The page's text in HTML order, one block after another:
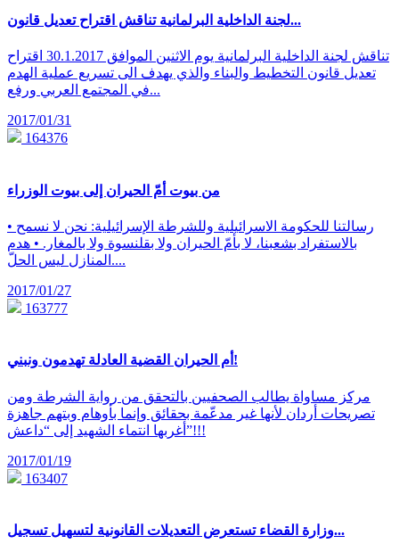
لجنة الداخلية البرلمانية تناقش اقتراح تعديل قانون...
تناقش لجنة الداخلية البرلمانية يوم الاثنين الموافق 30.1.2017 اقتراح
تعديل قانون التخطيط والبناء والذي يهدف الى تسريع عملية الهدم
في المجتمع العربي ورفع...
2017/01/31
164376
من بيوت أمّ الحيران إلى بيوت الوزراء
• رسالتنا للحكومة الاسرائيلية وللشرطة الإسرائيلية: نحن لا نسمح
بالاستفراد بشعبنا، لا بأمّ الحيران ولا بقلنسوة ولا بالمغار. • هدم
المنازل ليس الحلّ....
2017/01/27
163777
أم الحيران القضية العادلة تهدمون ونبني!
مركز مساواة يطالب الصحفيين بالتحقق من رواية الشرطة ومن
تصريحات أردان لأنها غير مدعّمة بحقائق وإنما بأوهام وبتهم جاهزة
أغربها انتماء الشهيد إلى “داعش”!!!
2017/01/19
163407
وزارة القضاء تستعرض التعديلات القانونية لتسهيل تسجيل...